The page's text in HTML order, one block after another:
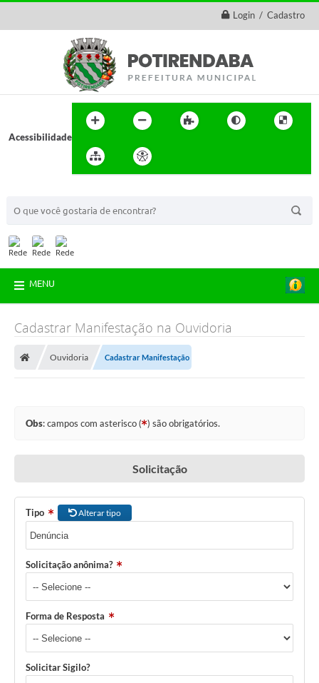
Login / Cadastro
Acessibilidade
MENU
Cadastrar Manifestação na Ouvidoria
Ouvidoria Cadastrar Manifestação
Obs: campos com asterisco ( ) são obrigatórios.
Solicitação
Tipo Alterar tipo
Solicitação anônima?
Forma de Resposta
Solicitar Sigilo?